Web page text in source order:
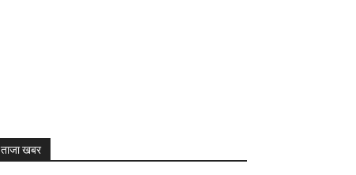
ताजा खबर